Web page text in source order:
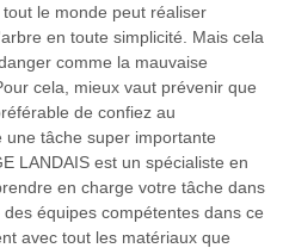
le monde peut réaliser
en toute simplicité. Mais cela
comme la mauvaise
cela, mieux vaut prévenir que
de confiez au
tâche super importante
LANDAIS est un spécialiste en
en charge votre tâche dans
équipes compétentes dans ce
avec tout les matériaux que